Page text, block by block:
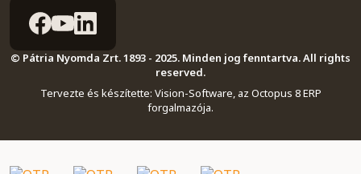
© Pátria Nyomda Zrt. 1893 - 2025. Minden jog fenntartva. All rights
reserved.
Tervezte és készítette: Vision-Software, az Octopus 8 ERP
forgalmazója.